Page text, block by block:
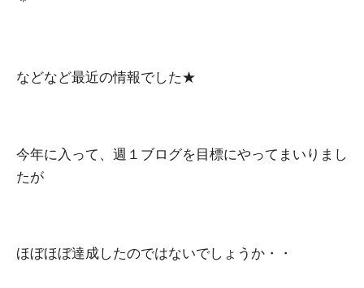
などなど最近の情報でした★
今年に入って、週１ブログを目標にやってまいりまし
たが
ほぼほぼ達成したのではないでしょうか・・